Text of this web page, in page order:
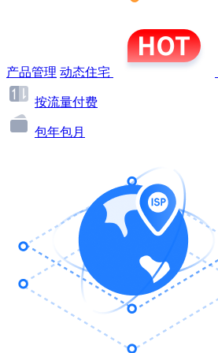
产品管理 动态住宅
按流量付费
包年包月